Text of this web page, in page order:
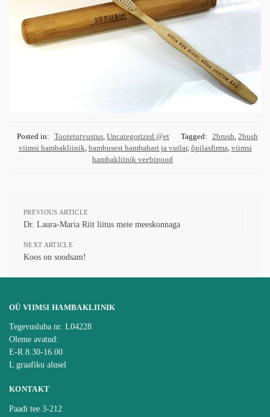
Posted in: Tootetutvustus Uncategorized @et Tagged: 2brush 2bush
viimsi hambakliinik bambusest hambahari ja vutlar, õpilasfirma viimsi
hambakliinik veebipood
PREVIOUS ARTICLE
Dr. Laura-Maria Riit liitus meie meeskonnaga
NEXT ARTICLE
Koos on soodsam!
OÜ VIIMSI HAMBAKLIINIK
Tegevusluba nr. L04228
Oleme avatud:
E-R 8.30-16.00
L graafiku alusel
KONTAKT
Paadi tee 3-212